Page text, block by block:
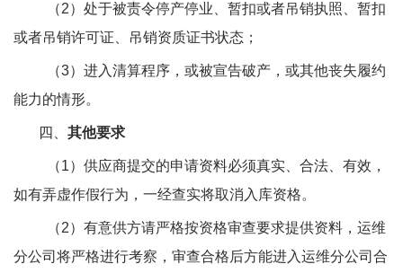
（2）处于被责令停产停业、暂扣或者吊销执照、暂扣
或者吊销许可证、吊销资质证书状态；
（3）进入清算程序，或被宣告破产，或其他丧失履约
能力的情形。
四、 其他要求
（1）供应商提交的申请资料必须真实、合法、有效，
如有弄虚作假行为，一经查实将取消入库资格。
（2）有意供方请严格按资格审查要求提供资料，运维
分公司将严格进行考察，审查合格后方能进入运维分公司合